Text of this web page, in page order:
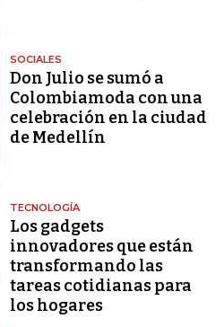
SOCIALES
Don Julio se sumó a
Colombiamoda con una
celebración en la ciudad
de Medellín
TECNOLOGÍA
Los gadgets
innovadores que están
transformando las
tareas cotidianas para
los hogares